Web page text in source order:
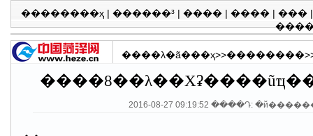
��������ҳ | ������³ | ���� | ���� | ���
����λ�ã���ҳ>>��������
2016-08-27 09:19:52 ����Դ: